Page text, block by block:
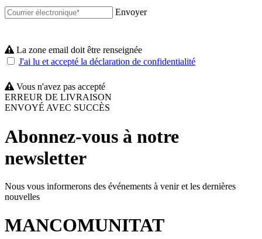
Envoyer
La zone email doit être renseignée
J'ai lu et accepté la déclaration de confidentialité
Vous n'avez pas accepté
ERREUR DE LIVRAISON
ENVOYÉ AVEC SUCCÈS
Abonnez-vous à notre
newsletter
Nous vous informerons des événements à venir et les dernières
nouvelles
MANCOMUNITAT